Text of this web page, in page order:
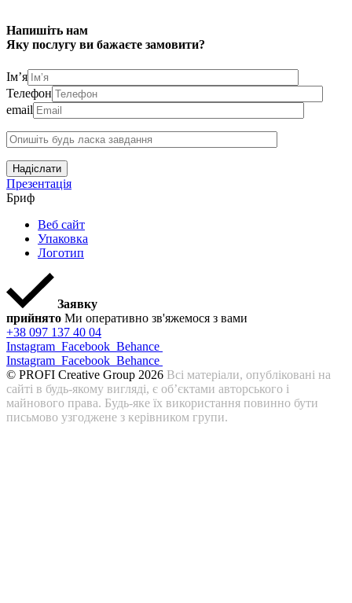
Напишіть нам
Яку послугу ви бажаєте замовити?
Ім’я
Телефон
email
Надіслати
Презентація
Бриф
Веб сайт
Упаковка
Логотип
Заявку
прийнято Ми оперативно зв'яжемося з вами
+38 097 137 40 04
Instagram Facebook Behance
Instagram Facebook Behance
© PROFI Creative Group 2026 Всі матеріали, опубліковані на
сайті в будь-якому вигляді, є об’єктами авторського і
майнового права. Будь-яке їх використання повинно бути
письмово узгоджене з керівником групи.